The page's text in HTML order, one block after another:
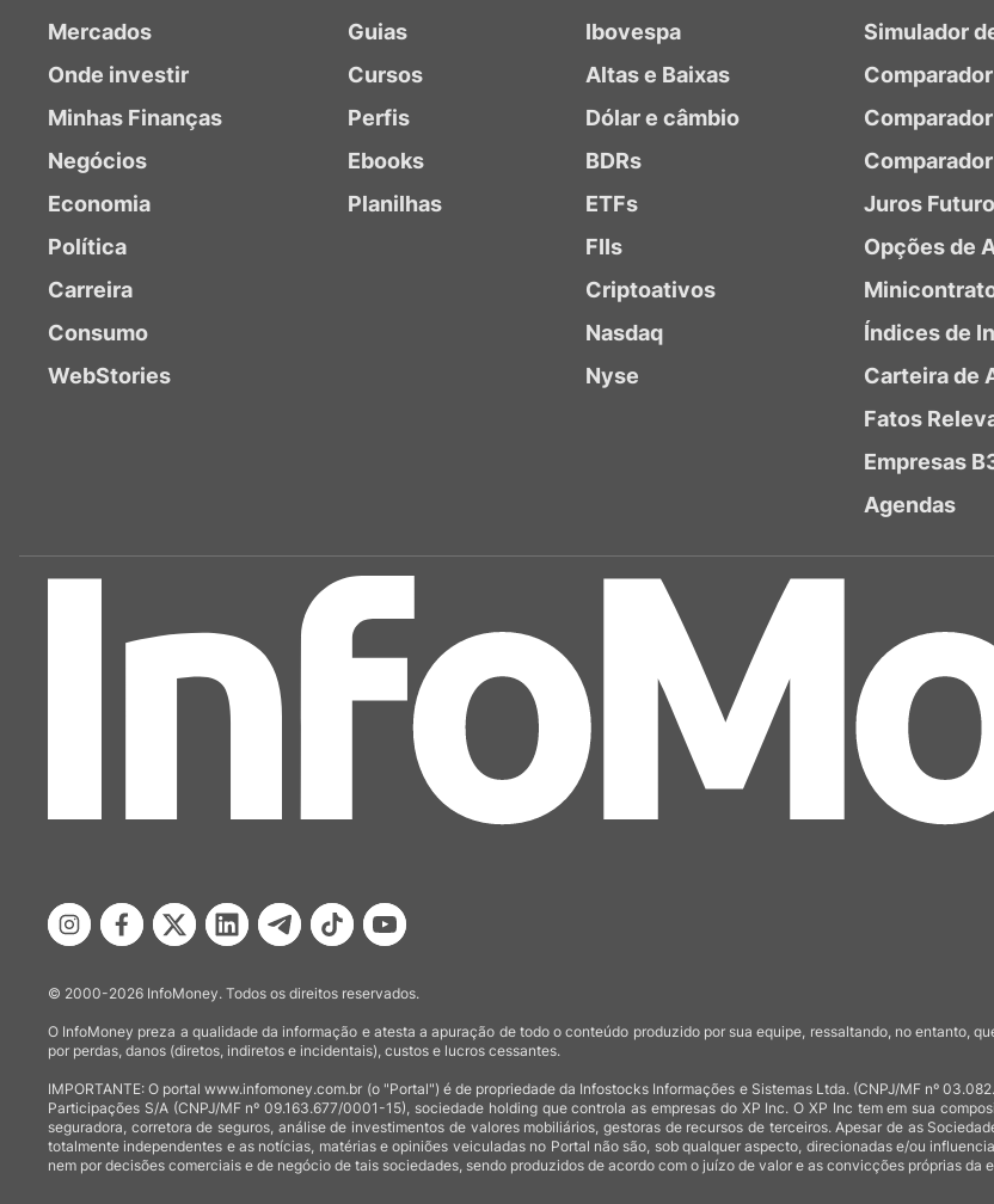
Mercados
Onde investir
Minhas Finanças
Negócios
Economia
Política
Carreira
Consumo
WebStories
Guias
Cursos
Perfis
Ebooks
Planilhas
Ibovespa
Altas e Baixas
Dólar e câmbio
BDRs
ETFs
FIIs
Criptoativos
Nasdaq
Nyse
Simulador
Juros
Opções de
Índices de
Carteira de
Fatos
Empresas
Agendas
© 2000-2026 InfoMoney. Todos os direitos reservados.
O InfoMoney preza a qualidade da informação e atesta a apuração de todo o conteúdo produzido por sua equipe, ressaltando, no entanto,
por perdas, danos (diretos, indiretos e incidentais), custos e lucros cessantes.
IMPORTANTE: O portal www.infomoney.com.br (o "Portal") é de propriedade da Infostocks Informações e Sistemas Ltda. (CNPJ/MF nº
Participações S/A (CNPJ/MF nº 09.163.677/0001-15), sociedade holding que controla as empresas do XP Inc. O XP Inc tem em sua
seguradora, corretora de seguros, análise de investimentos de valores mobiliários, gestoras de recursos de terceiros. Apesar de as
totalmente independentes e as notícias, matérias e opiniões veiculadas no Portal não são, sob qualquer aspecto, direcionadas e/ou
nem por decisões comerciais e de negócio de tais sociedades, sendo produzidos de acordo com o juízo de valor e as convicções próprias da